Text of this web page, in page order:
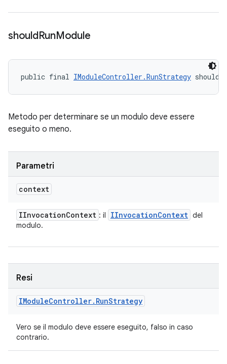
shouldRunModule
public final IModuleController.RunStrategy
Metodo per determinare se un modulo deve essere
eseguito o meno.
Parametri
context
IInvocationContext : il IInvocationContext del
modulo.
Resi
IModuleController. RunStrategy
Vero se il modulo deve essere eseguito, falso in caso
contrario.